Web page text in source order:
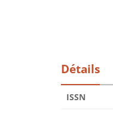
Détails
ISSN